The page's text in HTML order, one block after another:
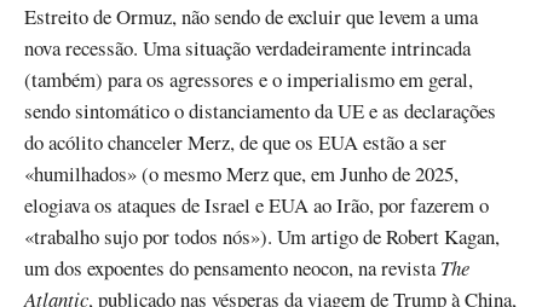
Estreito de Ormuz, não sendo de excluir que levem a uma
nova recessão. Uma situação verdadeiramente intrincada
(também) para os agressores e o imperialismo em geral,
sendo sintomático o distanciamento da UE e as declarações
do acólito chanceler Merz, de que os EUA estão a ser
«humilhados» (o mesmo Merz que, em Junho de 2025,
elogiava os ataques de Israel e EUA ao Irão, por fazerem o
«trabalho sujo por todos nós»). Um artigo de Robert Kagan,
um dos expoentes do pensamento neocon, na revistaThe
Atlantic, publicado nas vésperas da viagem de Trump à China,